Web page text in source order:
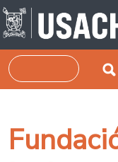
Skip to main content
Search